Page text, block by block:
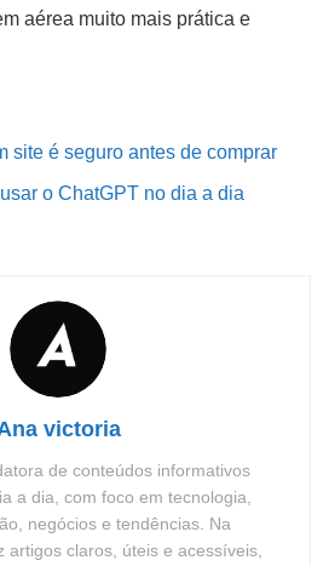
aérea muito mais prática e
site é seguro antes de comprar
o ChatGPT no dia a dia
victoria
de conteúdos informativos
a dia, com foco em tecnologia,
negócios e tendências. Na
artigos claros, úteis e acessíveis,